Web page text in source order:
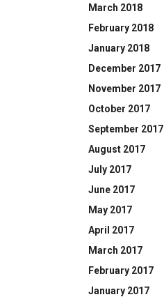
March 2018
February 2018
January 2018
December 2017
November 2017
October 2017
September 2017
August 2017
July 2017
June 2017
May 2017
April 2017
March 2017
February 2017
January 2017